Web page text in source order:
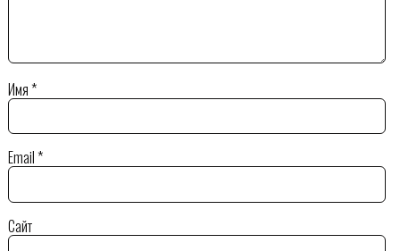
Имя*
Email*
Сайт